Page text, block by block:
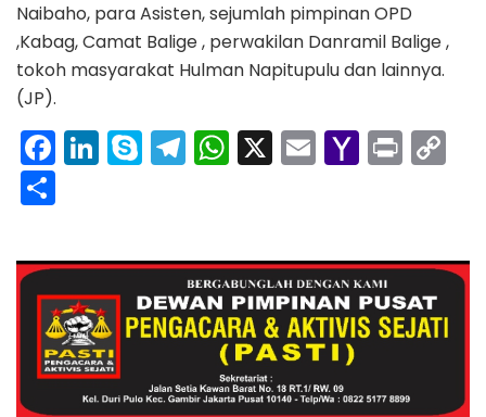
Naibaho, para Asisten, sejumlah pimpinan OPD
,Kabag, Camat Balige , perwakilan Danramil Balige ,
tokoh masyarakat Hulman Napitupulu dan lainnya.
(JP).
F
e
b
o
o
k
Li
e
dI
n
S
p
e
T
gr
a
m
W
ts
A
p
p
X E
l
Y
o
o
M
l
Pr
y
Li
n
ar
e